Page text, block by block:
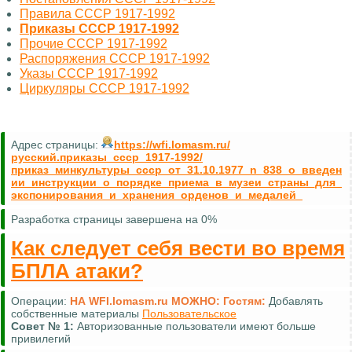
Правила СССР 1917-1992
Приказы СССР 1917-1992
Прочие СССР 1917-1992
Распоряжения СССР 1917-1992
Указы СССР 1917-1992
Циркуляры СССР 1917-1992
Адрес страницы:
https://wfi.lomasm.ru/
русский.приказы_ссср_1917-1992/
приказ_минкультуры_ссср_от_31.10.1977_n_838_о_введен
ии_инструкции_о_порядке_приема_в_музеи_страны_для_
экспонирования_и_хранения_орденов_и_медалей_
Разработка страницы завершена на 0%
Как следует себя вести во время
БПЛА атаки?
Операции: НА WFI.lomasm.ru МОЖНО: Гостям: Добавлять
собственные материалы Пользовательское
Совет № 1: Авторизованные пользователи имеют больше
привилегий